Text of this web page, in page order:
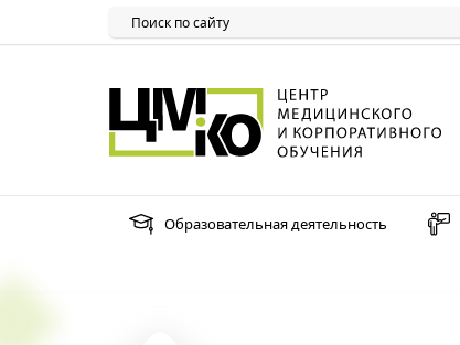
Образовательная деятельность